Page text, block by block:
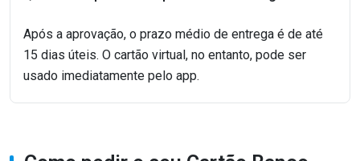
Após a aprovação, o prazo médio de entrega é de até
15 dias úteis. O cartão virtual, no entanto, pode ser
usado imediatamente pelo app.